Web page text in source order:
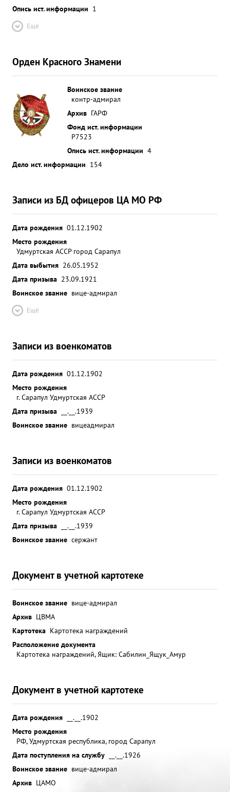
Опись ист. информации 1
Ещё
Орден Красного Знамени
Воинское звание
контр-адмирал
Архив ГАРФ
Фонд ист. информации
Р7523
Опись ист. информации 4
Дело ист. информации 154
Записи из БД офицеров ЦА МО РФ
Дата рождения 01.12.1902
Место рождения
Удмуртская АССР город Сарапул
Дата выбытия 26.05.1952
Дата призыва 23.09.1921
Воинское звание вице-адмирал
Ещё
Записи из военкоматов
Дата рождения 01.12.1902
Место рождения
г. Сарапул Удмуртская АССР
Дата призыва
__.__.1939
Воинское звание вицеадмирал
Записи из военкоматов
Дата рождения 01.12.1902
Место рождения
г. Сарапул Удмуртская АССР
Дата призыва
__.__.1939
Воинское звание сержант
Документ в учетной картотеке
Воинское звание вице-адмирал
Архив ЦВМА
Картотека Картотека награждений
Расположение документа
Картотека награждений, Ящик: Сабилин_Ящук_Амур
Документ в учетной картотеке
Дата рождения
__.__.1902
Место рождения
РФ, Удмуртская республика, город Сарапул
Дата поступления на службу
__.__.1926
Воинское звание вице-адмирал
Архив ЦАМО